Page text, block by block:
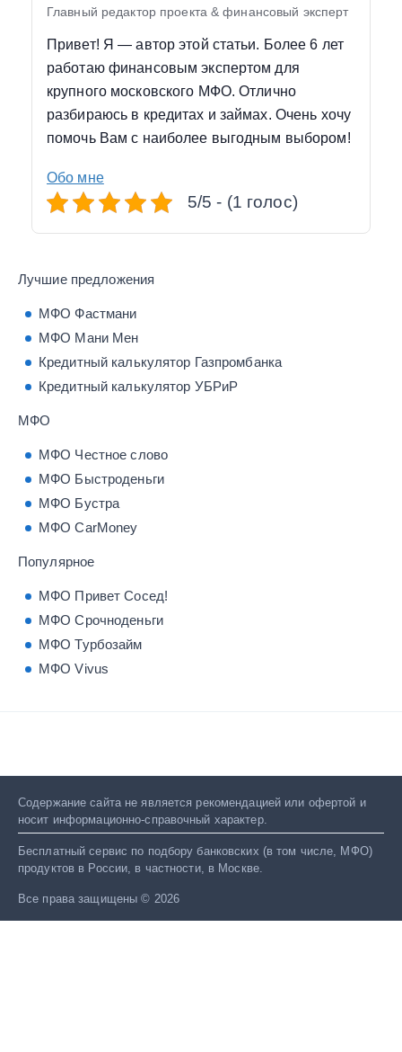
Главный редактор проекта & финансовый эксперт
Привет! Я — автор этой статьи. Более 6 лет
работаю финансовым экспертом для
крупного московского МФО. Отлично
разбираюсь в кредитах и займах. Очень хочу
помочь Вам с наиболее выгодным выбором!
Обо мне
5/5 - (1 голос)
Лучшие предложения
МФО Фастмани
МФО Мани Мен
Кредитный калькулятор Газпромбанка
Кредитный калькулятор УБРиР
МФО
МФО Честное слово
МФО Быстроденьги
МФО Бустра
МФО CarMoney
Популярное
МФО Привет Сосед!
МФО Срочноденьги
МФО Турбозайм
МФО Vivus
Содержание сайта не является рекомендацией или офертой и
носит информационно-справочный характер.
Бесплатный сервис по подбору банковских (в том числе, МФО)
продуктов в России, в частности, в Москве.
Все права защищены © 2026